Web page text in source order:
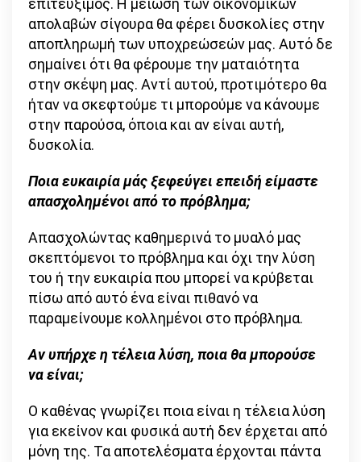
επιτεύξιμος. Η μείωση των οικονομικών
απολαβών σίγουρα θα φέρει δυσκολίες στην
αποπληρωμή των υποχρεώσεών μας. Αυτό δε
σημαίνει ότι θα φέρουμε την ματαιότητα
στην σκέψη μας. Αντί αυτού, προτιμότερο θα
ήταν να σκεφτούμε τι μπορούμε να κάνουμε
στην παρούσα, όποια και αν είναι αυτή,
δυσκολία.
Ποια ευκαιρία μάς ξεφεύγει επειδή είμαστε
απασχολημένοι από το πρόβλημα;
Απασχολώντας καθημερινά το μυαλό μας
σκεπτόμενοι το πρόβλημα και όχι την λύση
του ή την ευκαιρία που μπορεί να κρύβεται
πίσω από αυτό ένα είναι πιθανό να
παραμείνουμε κολλημένοι στο πρόβλημα.
Αν υπήρχε η τέλεια λύση, ποια θα μπορούσε
να είναι;
Ο καθένας γνωρίζει ποια είναι η τέλεια λύση
για εκείνον και φυσικά αυτή δεν έρχεται από
μόνη της. Τα αποτελέσματα έρχονται πάντα